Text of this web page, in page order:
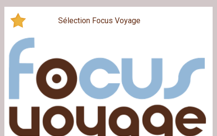
Sélection Focus Voyage